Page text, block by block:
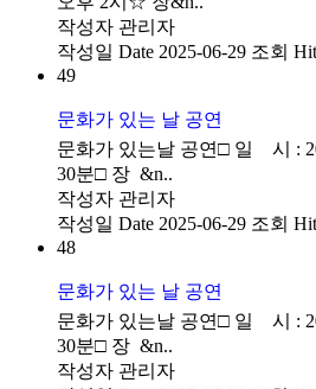
작성자 관리자
작성일 Date 2025-06-29 조회
49
문화가 있는 날 공연
문화가 있는날 공연□ 일 시 :
30분□ 장 &n..
작성자 관리자
작성일 Date 2025-06-29 조회
48
문화가 있는 날 공연
문화가 있는날 공연□ 일 시 :
30분□ 장 &n..
작성자 관리자